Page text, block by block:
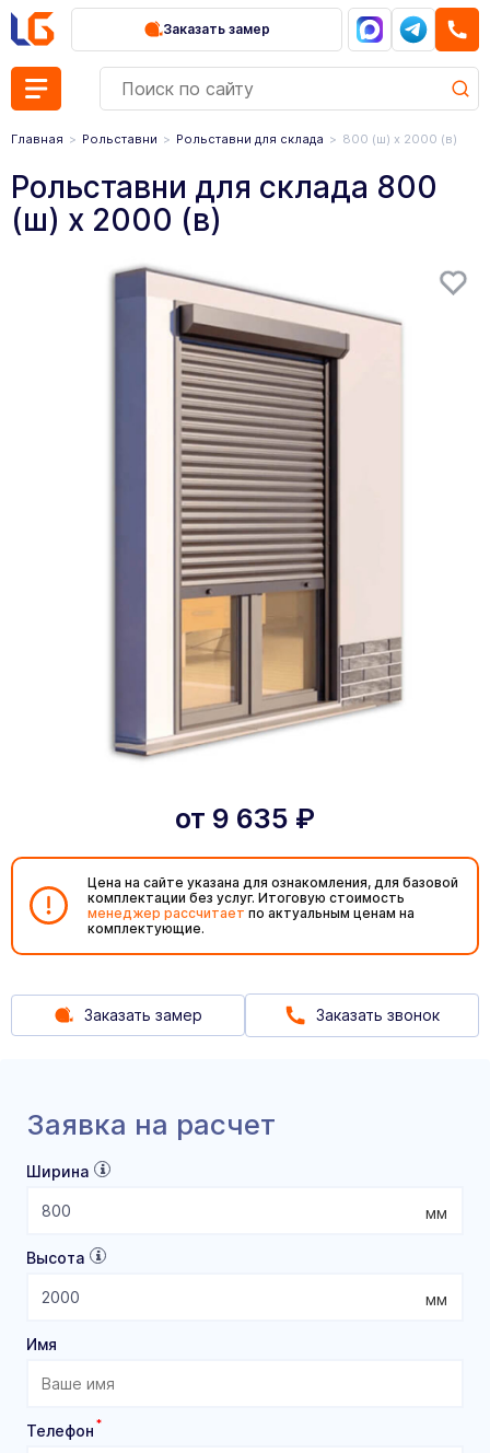
Заказать замер
Главная Рольставни Рольставни для склада 800 (ш) х 2000 (в)
Рольставни для склада 800
(ш) х 2000 (в)
от 9 635 ₽
Цена на сайте указана для ознакомления, для базовой
комплектации без услуг. Итоговую стоимость
менеджер рассчитает по актуальным ценам на
комплектующие.
Заказать замер Заказать звонок
Заявка на расчет
Ширина
мм
Высота
мм
Имя
Телефон *